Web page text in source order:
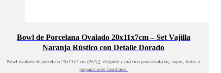
Bowl de Porcelana Ovalado 20x11x7cm – Set Vajilla
Naranja Rústico con Detalle Dorado
Bowl ovalado de porcelana 20x11x7 cm (257g), elegante y práctico para ensaladas, sopas, frutas o
preparaciones familiares.